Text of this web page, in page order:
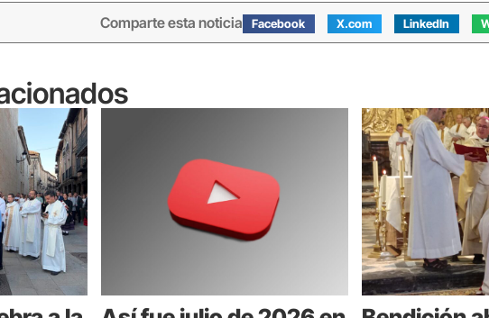
Comparte esta noticia Facebook X.com LinkedIn